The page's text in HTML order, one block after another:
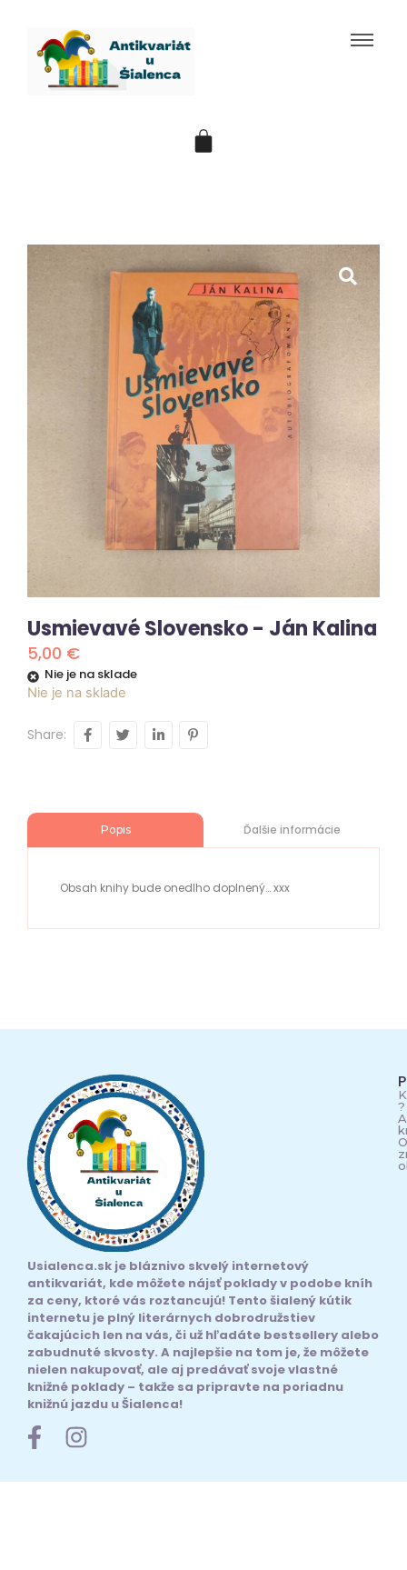
Usmievavé Slovensko - Ján Kalina
5,00 €
Nie je na sklade
Nie je na sklade
Share:
Popis Ďalšie informácie
Obsah knihy bude onedlho doplnený… xxx
Usialenca.sk je bláznivo skvelý internetový
antikvariát, kde môžete nájsť poklady v podobe kníh
za ceny, ktoré vás roztancujú! Tento šialený kútik
internetu je plný literárnych dobrodružstiev
čakajúcich len na vás, či už hľadáte bestsellery alebo
zabudnuté skvosty. A najlepšie na tom je, že môžete
nielen nakupovať, ale aj predávať svoje vlastné
knižné poklady – takže sa pripravte na poriadnu
knižnú jazdu u Šialenca!
?